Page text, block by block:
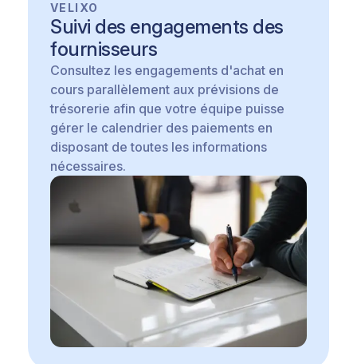
VELIXO
Suivi des engagements des
fournisseurs
Consultez les engagements d'achat en
cours parallèlement aux prévisions de
trésorerie afin que votre équipe puisse
gérer le calendrier des paiements en
disposant de toutes les informations
nécessaires.